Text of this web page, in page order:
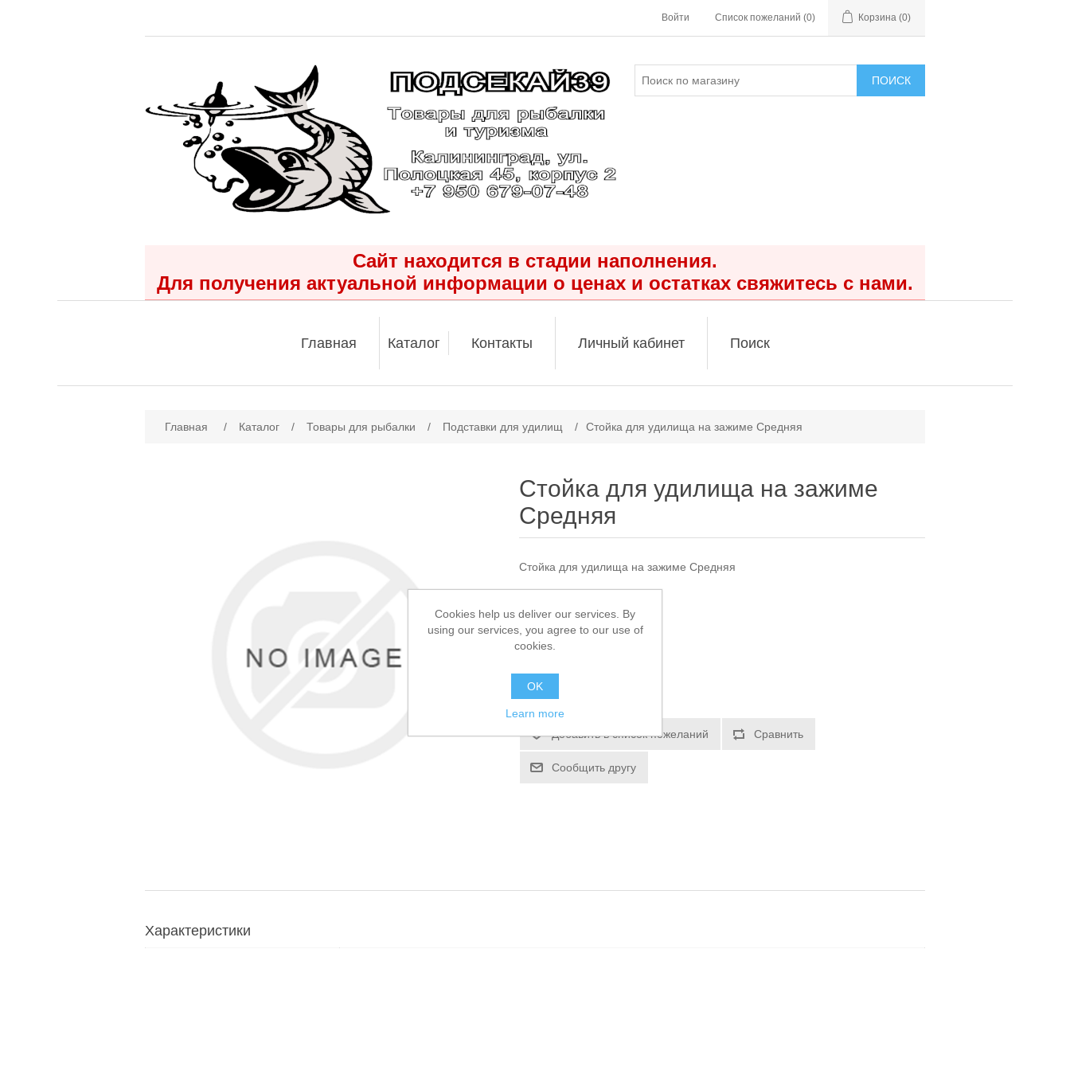
Войти Список пожеланий (0) Корзина (0)
ПОИСК
Сайт находится в стадии наполнения.
Для получения актуальной информации о ценах и остатках свяжитесь с нами.
Главная Каталог Контакты Личный кабинет Поиск
Главная / Каталог / Товары для рыбалки / Подставки для удилищ / Стойка для удилища на зажиме Средняя
Стойка для удилища на зажиме
Средняя
Стойка для удилища на зажиме Средняя
160,00 ₽
Добавить в список пожеланий Сравнить
Сообщить другу
Характеристики
Cookies help us deliver our services. By
using our services, you agree to our use of
cookies.
OK
Learn more